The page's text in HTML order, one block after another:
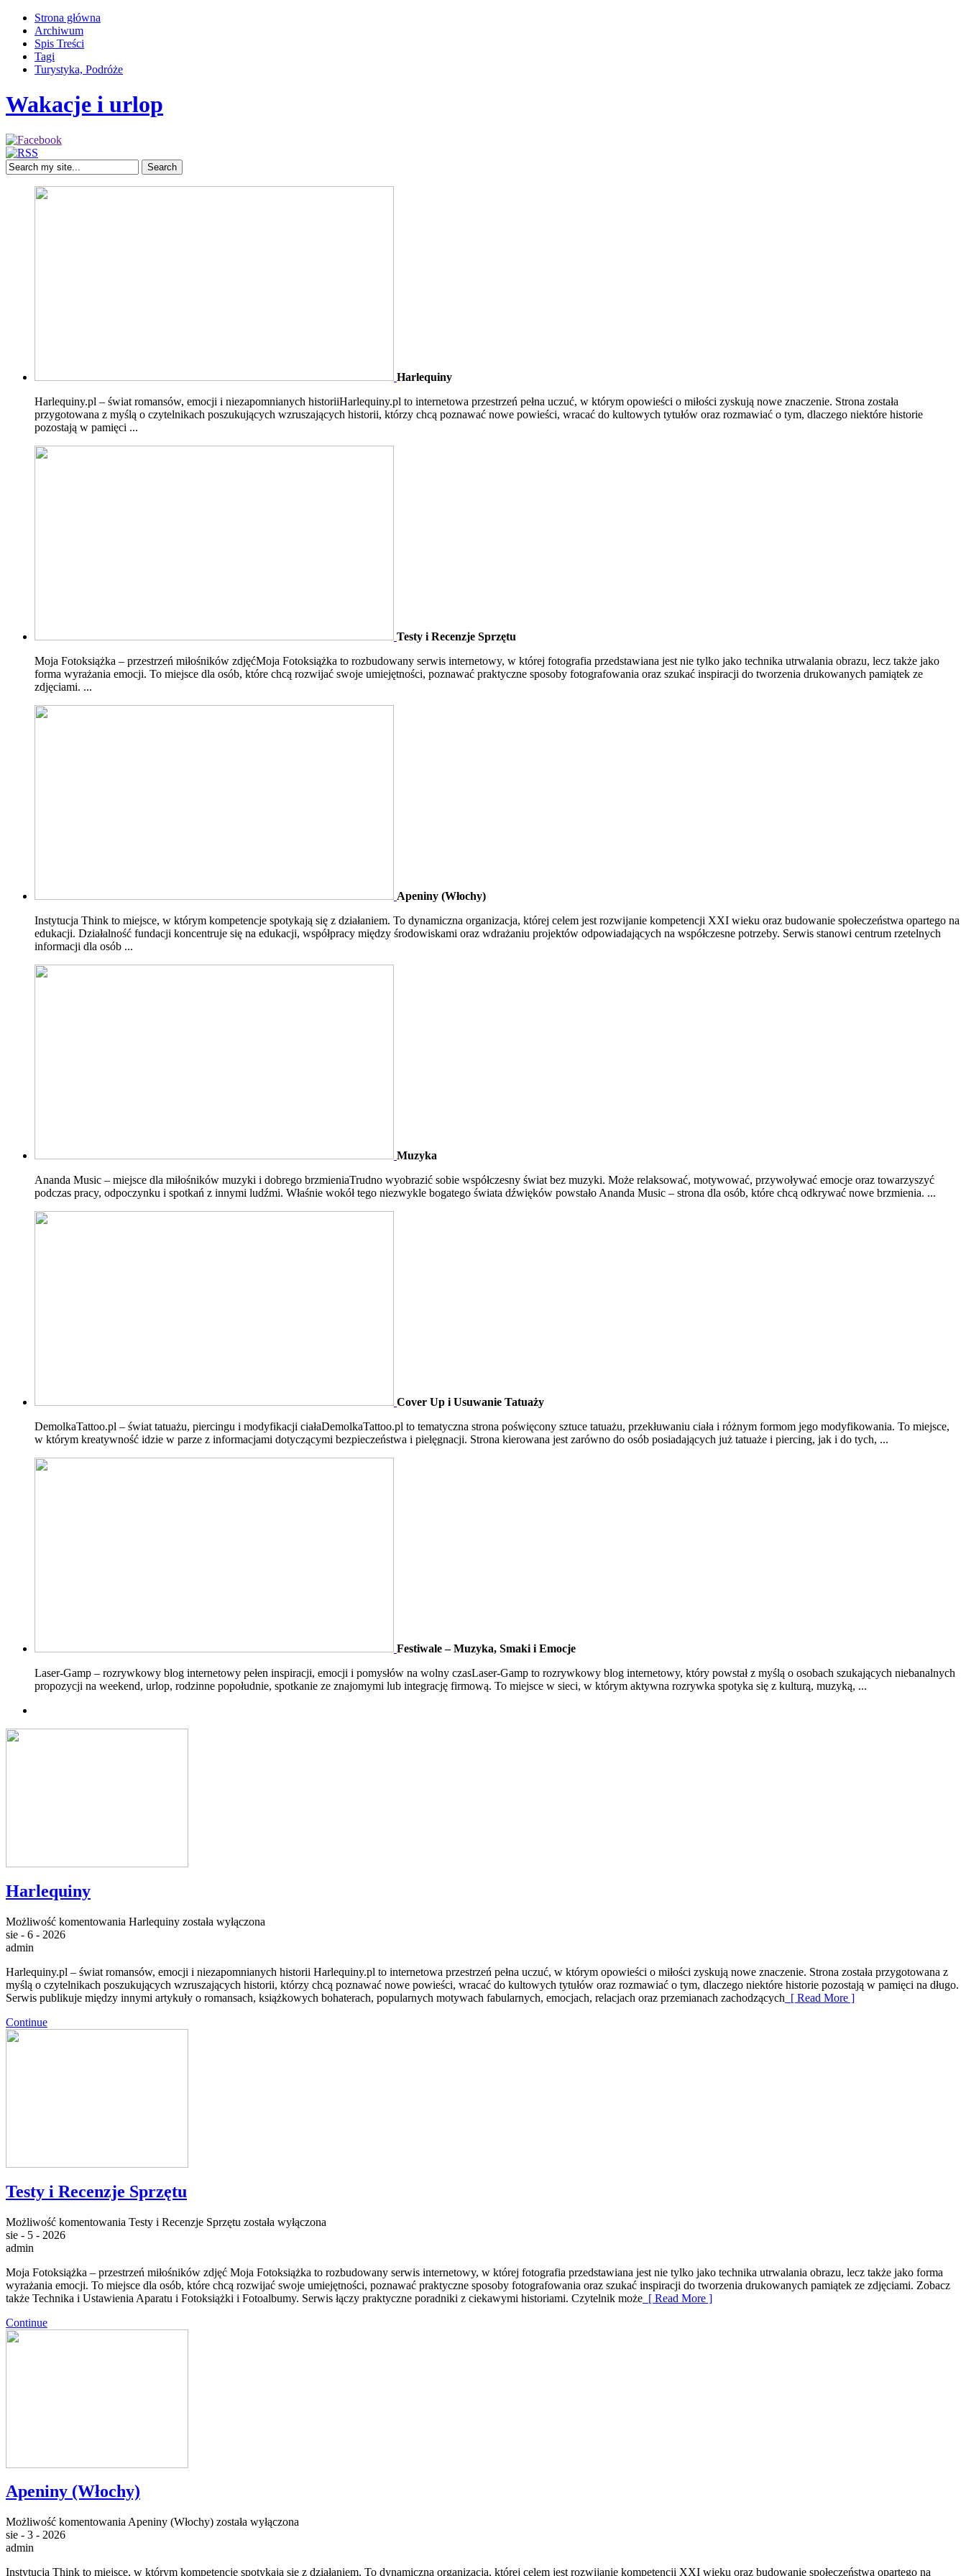
Strona główna
Archiwum
Spis Treści
Tagi
Turystyka, Podróże
Wakacje i urlop
Harlequiny
Harlequiny.pl – świat romansów, emocji i niezapomnianych historiiHarlequiny.pl to internetowa przestrzeń pełna uczuć, w którym opowieści o miłości zyskują nowe znaczenie. Strona została
przygotowana z myślą o czytelnikach poszukujących wzruszających historii, którzy chcą poznawać nowe powieści, wracać do kultowych tytułów oraz rozmawiać o tym, dlaczego niektóre historie
pozostają w pamięci ...
Testy i Recenzje Sprzętu
Moja Fotoksiążka – przestrzeń miłośników zdjęćMoja Fotoksiążka to rozbudowany serwis internetowy, w której fotografia przedstawiana jest nie tylko jako technika utrwalania obrazu, lecz także jako
forma wyrażania emocji. To miejsce dla osób, które chcą rozwijać swoje umiejętności, poznawać praktyczne sposoby fotografowania oraz szukać inspiracji do tworzenia drukowanych pamiątek ze
zdjęciami. ...
Apeniny (Włochy)
Instytucja Think to miejsce, w którym kompetencje spotykają się z działaniem. To dynamiczna organizacja, której celem jest rozwijanie kompetencji XXI wieku oraz budowanie społeczeństwa opartego na
edukacji. Działalność fundacji koncentruje się na edukacji, współpracy między środowiskami oraz wdrażaniu projektów odpowiadających na współczesne potrzeby. Serwis stanowi centrum rzetelnych
informacji dla osób ...
Muzyka
Ananda Music – miejsce dla miłośników muzyki i dobrego brzmieniaTrudno wyobrazić sobie współczesny świat bez muzyki. Może relaksować, motywować, przywoływać emocje oraz towarzyszyć
podczas pracy, odpoczynku i spotkań z innymi ludźmi. Właśnie wokół tego niezwykle bogatego świata dźwięków powstało Ananda Music – strona dla osób, które chcą odkrywać nowe brzmienia. ...
Cover Up i Usuwanie Tatuaży
DemolkaTattoo.pl – świat tatuażu, piercingu i modyfikacji ciałaDemolkaTattoo.pl to tematyczna strona poświęcony sztuce tatuażu, przekłuwaniu ciała i różnym formom jego modyfikowania. To miejsce,
w którym kreatywność idzie w parze z informacjami dotyczącymi bezpieczeństwa i pielęgnacji. Strona kierowana jest zarówno do osób posiadających już tatuaże i piercing, jak i do tych, ...
Festiwale – Muzyka, Smaki i Emocje
Laser-Gamp – rozrywkowy blog internetowy pełen inspiracji, emocji i pomysłów na wolny czasLaser-Gamp to rozrywkowy blog internetowy, który powstał z myślą o osobach szukających niebanalnych
propozycji na weekend, urlop, rodzinne popołudnie, spotkanie ze znajomymi lub integrację firmową. To miejsce w sieci, w którym aktywna rozrywka spotyka się z kulturą, muzyką, ...
Harlequiny
Możliwość komentowania Harlequiny została wyłączona
sie - 6 - 2026
admin
Harlequiny.pl – świat romansów, emocji i niezapomnianych historii Harlequiny.pl to internetowa przestrzeń pełna uczuć, w którym opowieści o miłości zyskują nowe znaczenie. Strona została przygotowana z
myślą o czytelnikach poszukujących wzruszających historii, którzy chcą poznawać nowe powieści, wracać do kultowych tytułów oraz rozmawiać o tym, dlaczego niektóre historie pozostają w pamięci na długo.
Serwis publikuje między innymi artykuły o romansach, książkowych bohaterach, popularnych motywach fabularnych, emocjach, relacjach oraz przemianach zachodzących [ Read More ]
Continue
Testy i Recenzje Sprzętu
Możliwość komentowania Testy i Recenzje Sprzętu została wyłączona
sie - 5 - 2026
admin
Moja Fotoksiążka – przestrzeń miłośników zdjęć Moja Fotoksiążka to rozbudowany serwis internetowy, w której fotografia przedstawiana jest nie tylko jako technika utrwalania obrazu, lecz także jako forma
wyrażania emocji. To miejsce dla osób, które chcą rozwijać swoje umiejętności, poznawać praktyczne sposoby fotografowania oraz szukać inspiracji do tworzenia drukowanych pamiątek ze zdjęciami. Zobacz
także Technika i Ustawienia Aparatu i Fotoksiążki i Fotoalbumy. Serwis łączy praktyczne poradniki z ciekawymi historiami. Czytelnik może [ Read More ]
Continue
Apeniny (Włochy)
Możliwość komentowania Apeniny (Włochy) została wyłączona
sie - 3 - 2026
admin
Instytucja Think to miejsce, w którym kompetencje spotykają się z działaniem. To dynamiczna organizacja, której celem jest rozwijanie kompetencji XXI wieku oraz budowanie społeczeństwa opartego na